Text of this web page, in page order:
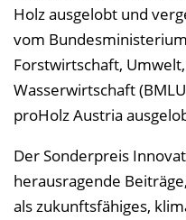
Holz ausgelobt und
vom
Forstwirtschaft,
Wasserwirtschaft
proHolz Austria
Der Sonderpreis
herausragende
als zukunftsfähiges,